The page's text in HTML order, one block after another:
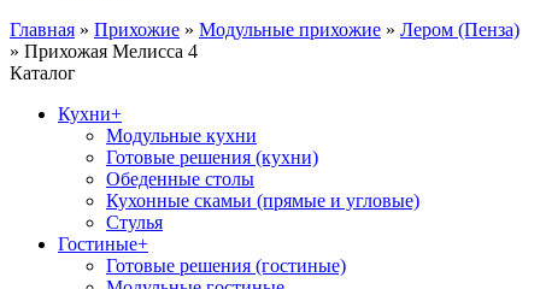
Главная » Прихожие » Модульные прихожие » Лером (Пенза)
» Прихожая Мелисса 4
Каталог
Кухни+
Модульные кухни
Готовые решения (кухни)
Обеденные столы
Кухонные скамьи (прямые и угловые)
Стулья
Гостиные+
Готовые решения (гостиные)